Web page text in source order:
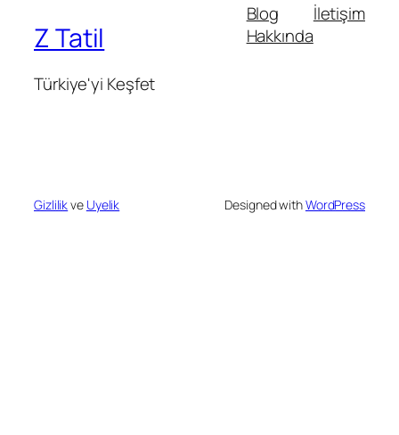
Z Tatil
Türkiye'yi Keşfet
Blog
Hakkında
İletişim
Gizlilikve Uyelik Designed withWordPress